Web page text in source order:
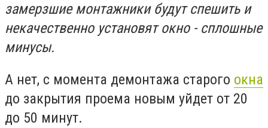
замерзшие монтажники будут спешить и
некачественно установят окно - сплошные
минусы.
А нет, с момента демонтажа старого окна
до закрытия проема новым уйдет от 20
до 50 минут.